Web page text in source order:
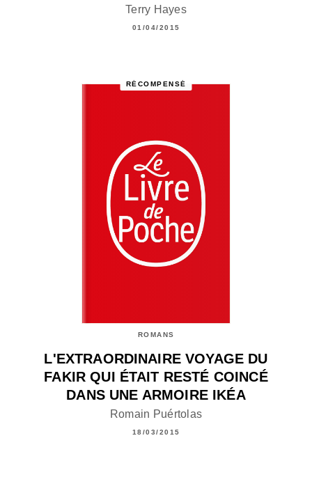
Terry Hayes
01/04/2015
RÉCOMPENSÉ
ROMANS
L'EXTRAORDINAIRE VOYAGE DU
FAKIR QUI ÉTAIT RESTÉ COINCÉ
DANS UNE ARMOIRE IKÉA
Romain Puértolas
18/03/2015